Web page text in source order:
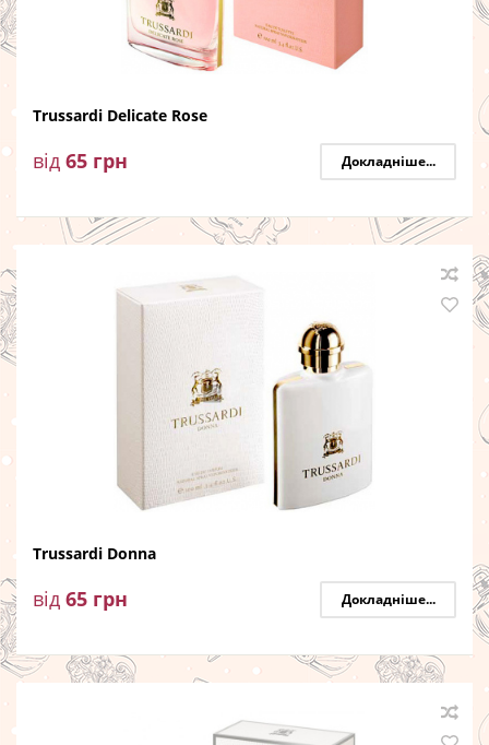
Trussardi Delicate Rose
від 65 грн Докладніше...
Trussardi Donna
від 65 грн Докладніше...